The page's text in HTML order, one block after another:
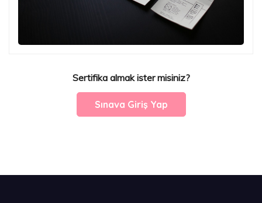
Sertifika almak ister misiniz?
Sınava Giriş Yap